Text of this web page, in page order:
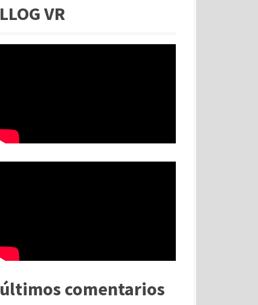
LLOG VR
últimos comentarios